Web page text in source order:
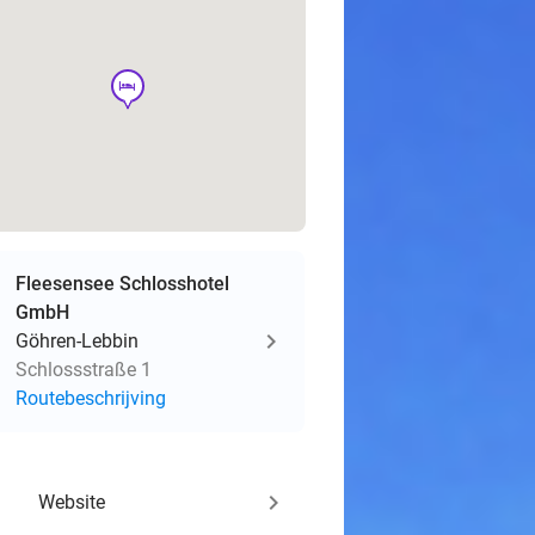
hotel
Fleesensee Schlosshotel
GmbH
Göhren-Lebbin
Schlossstraße 1
Routebeschrijving
Website keyboard_arrow_right